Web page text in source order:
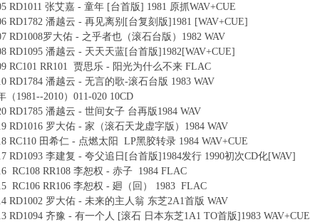
RD1011 张艾嘉 - 童年 [台首版] 1981 原抓WAV+CUE
RD1782 潘越云 - 再见离别[台复刻版]1981 [WAV+CUE]
RD1008罗大佑 - 之乎者也（滚石台版）1982 WAV
RD1095 潘越云 - 天天天蓝[台首版]1982[WAV+CUE]
RC101 RR101 贾思乐 - 阳光为什么不来 FLAC
RD1784 潘越云 - 无言的歌-滚石台版 1983 WAV
（1981--2010）011-020 10CD
RD1785 潘越云 - 世间女子 台再版1984 WAV
RD1016 罗大佑 - 家（滚石天龙虚字版）1984 WAV
RC110 田希仁 - 点燃太阳 LP黑胶转录 1984 WAV+CUE
RD1093 李建复 - 夸父追日[台首版]1984发行 1990初次CD化[WAV]
RC108 RR108 李恕权 - 赤子 1984 FLAC
RC106 RR106 李恕权 - 廻（回） 1983 FLAC
RD1002 罗大佑 - 未来的主人翁 东芝2A1首版 WAV
RD1094 齐豫 - 有一个人 [滚石 日本东芝1A1 TO首版]1983 WAV+CUE